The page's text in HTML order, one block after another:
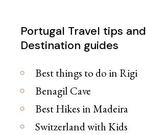
Portugal Travel tips and
Destination guides
Best things to do in Rigi
Benagil Cave
Best Hikes in Madeira
Switzerland with Kids